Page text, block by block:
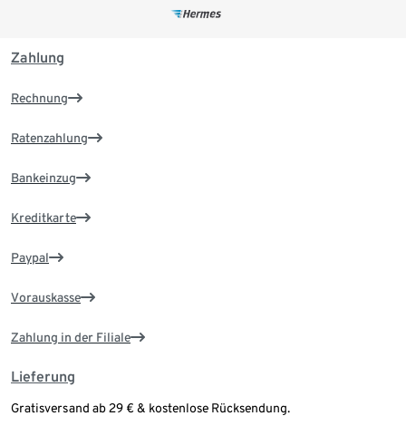
Zahlung
Rechnung
Ratenzahlung
Bankeinzug
Kreditkarte
Paypal
Vorauskasse
Zahlung in der Filiale
Lieferung
Gratisversand ab 29 € & kostenlose Rücksendung.